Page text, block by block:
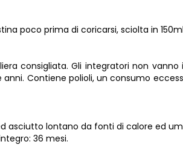
poco prima di coricarsi, sciolta in
consigliata. Gli integratori non
Contiene polioli, un consumo
asciutto lontano da fonti di calore ed
36 mesi.